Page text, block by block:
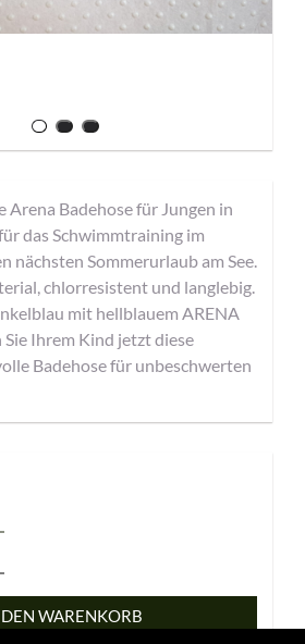
Arena Badehose für Jungen in
das Schwimmtraining im
nächsten Sommerurlaub am See.
chlorresistent und langlebig.
mit hellblauem ARENA
Sie Ihrem Kind jetzt diese
Badehose für unbeschwerten
WARENKORB